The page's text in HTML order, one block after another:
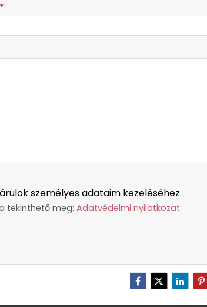
*
személyes adataim kezeléséhez.
tekinthető meg: Adatvédelmi nyilatkozat.